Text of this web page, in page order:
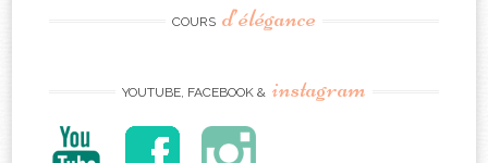
COURS d’élégance
YOUTUBE, FACEBOOK & instagram